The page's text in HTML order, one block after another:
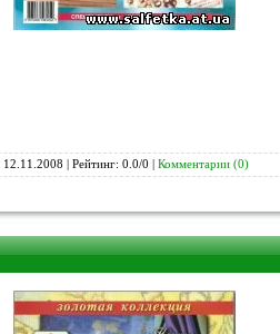
12.11.2008 | Рейтинг: 0.0/0 | Комментарии (0)